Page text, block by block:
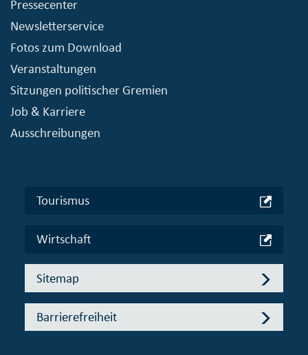
Pressecenter
Newsletterservice
Fotos zum Download
Veranstaltungen
Sitzungen politischer Gremien
Job & Karriere
Ausschreibungen
Tourismus
Wirtschaft
Sitemap
Barrierefreiheit